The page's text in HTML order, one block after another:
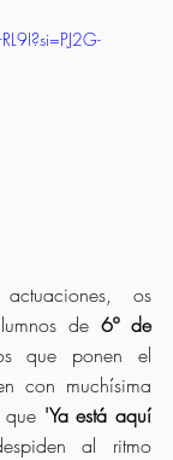
os
de 6º de
que ponen el
con muchísima
'Ya está aquí
al ritmo